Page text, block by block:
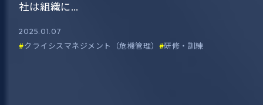
社は組織に…
2025.01.07
クライシスマネジメント（危機管理）
研修・訓練